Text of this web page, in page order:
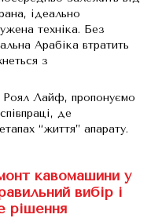
ідеально
техніка. Без
Арабіка втратить
з
Роял Лайф, пропонуємо
де
“життя” апарату.
кавомашини у
вибір і
рішення